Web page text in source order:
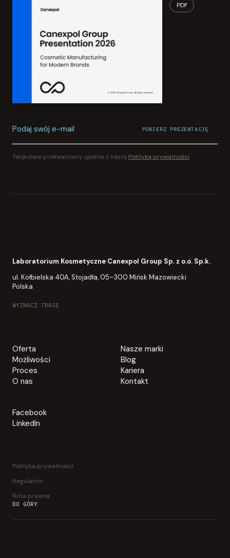
PDF
Podaj swój e-mail POBIERZ PREZENTACJĘ
Pobieranie prezentacji rozpoczęte.
POTWIERDZENIE WYSŁANE NAYOUR INBOX
Twoje dane przetwarzamy zgodnie z naszą Polityką prywatności
Laboratorium Kosmetyczne Canexpol Group Sp. z o.o. Sp.k.
ul. Kołbielska 40A, Stojadła, 05–300 Mińsk Mazowiecki
Polska
WYZNACZ TRASĘ
Oferta
Możliwości
Proces
O nas
Nasze marki
Blog
Kariera
Kontakt
Facebook
LinkedIn
Polityka prywatności
Regulamin
Nota prawna
DO GÓRY